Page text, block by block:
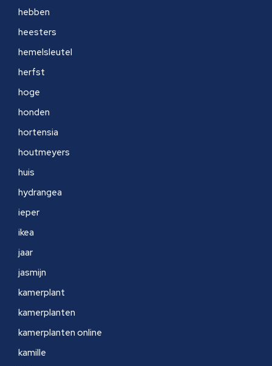
hebben
heesters
hemelsleutel
herfst
hoge
honden
hortensia
houtmeyers
huis
hydrangea
ieper
ikea
jaar
jasmijn
kamerplant
kamerplanten
kamerplanten online
kamille